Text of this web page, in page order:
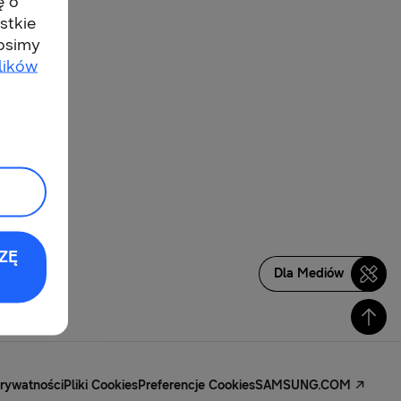
Dla Mediów
Pliki CookiesPreferencje CookiesSAMSUNG.COM